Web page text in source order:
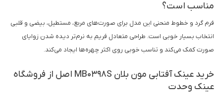
مناسب است؟
فرم گرد و خطوط منحنی این مدل برای صورت‌های مربع، مستطیل، بیضی و قلبی
انتخاب بسیار خوبی است. طراحی متعادل فریم به نرم‌تر دیده شدن زوایای
صورت کمک می‌کند و تناسب خوبی روی اکثر چهره‌ها ایجاد می‌کند.
خرید عینک آفتابی مون بلان MB0398S اصل از فروشگاه
عینک وحدت